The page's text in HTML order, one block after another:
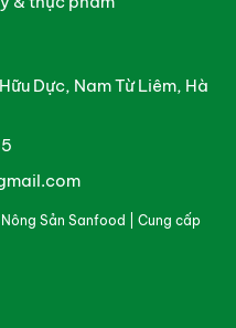
Dực, Nam Từ Liêm, Hà
Sản Sanfood | Cung cấp